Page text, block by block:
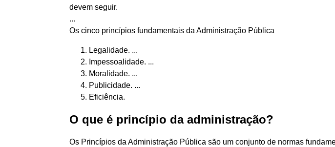
devem seguir.
...
Os cinco princípios fundamentais da Administração Pública
Legalidade. ...
Impessoalidade. ...
Moralidade. ...
Publicidade. ...
Eficiência.
O que é princípio da administração?
Os Princípios da Administração Pública são um conjunto de normas